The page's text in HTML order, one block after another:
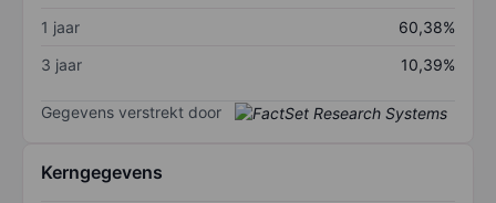
1 jaar
60,38%
3 jaar
10,39%
Gegevens verstrekt door
Kerngegevens